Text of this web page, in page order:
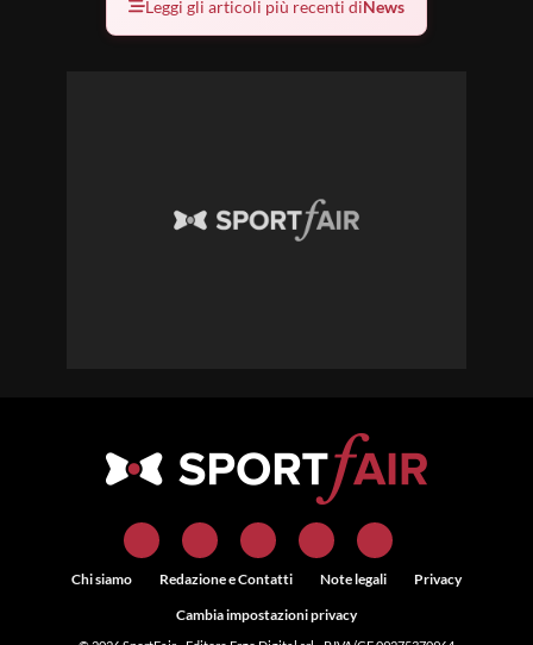
Leggi gli articoli più recenti diNews
Chi siamo Redazione e Contatti Note legali
Privacy
Cambia impostazioni privacy